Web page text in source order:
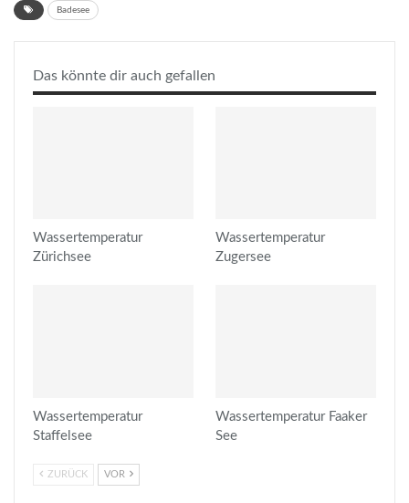
Badesee
Das könnte dir auch gefallen
Wassertemperatur
Zürichsee
Wassertemperatur
Zugersee
Wassertemperatur
Staffelsee
Wassertemperatur Faaker
See
ZURÜCK VOR